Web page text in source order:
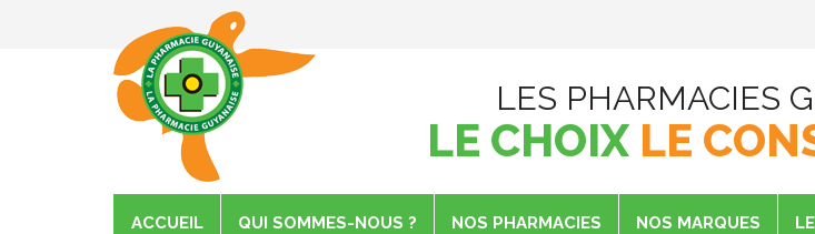
LES PHARMACIES
LE CHOIX LE
ACCUEIL QUI SOMMES-NOUS ? NOS PHARMACIES NOS MARQUES